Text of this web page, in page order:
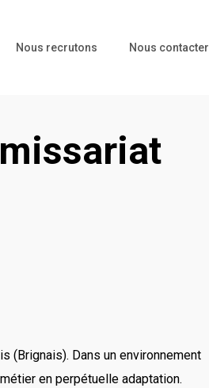
Nous recrutons Nous contacter
(Brignais). Dans un environnement
en perpétuelle adaptation.